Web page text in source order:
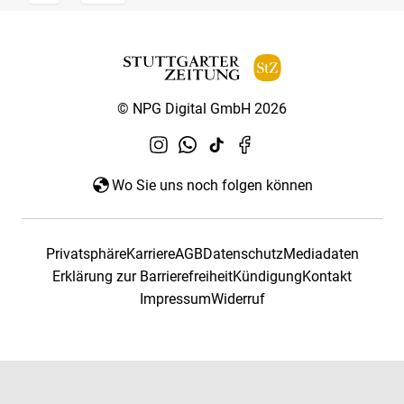
© NPG Digital GmbH 2026
Wo Sie uns noch folgen können
PrivatsphäreKarriereAGBDatenschutzMediadaten
Erklärung zur BarrierefreiheitKündigungKontakt
ImpressumWiderruf